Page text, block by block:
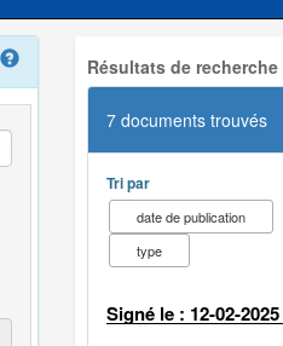
Résultats de
7 documents trouvés
Tri par
date de publication
type
Signé le : 12-02-2025